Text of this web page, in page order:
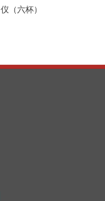
仪（六杯）